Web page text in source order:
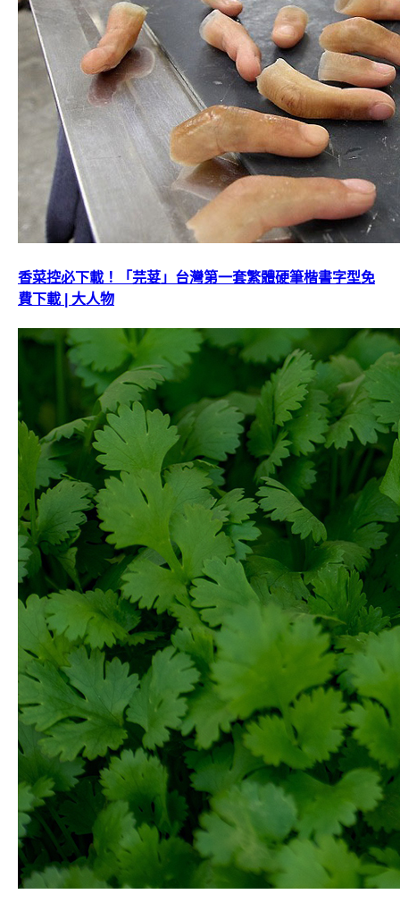
香菜控必下載！「芫荽」台灣第一套繁體硬筆楷書字型免
費下載 | 大人物